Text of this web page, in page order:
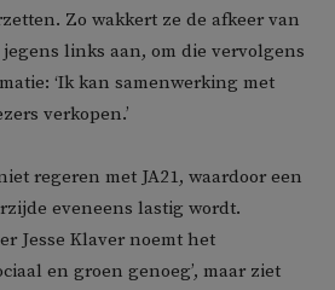
Zo wakkert ze de afkeer van
links aan, om die vervolgens
‘Ik kan samenwerking met
verkopen.’
regeren met JA21, waardoor een
eveneens lastig wordt.
Jesse Klaver noemt het
en groen genoeg’, maar ziet